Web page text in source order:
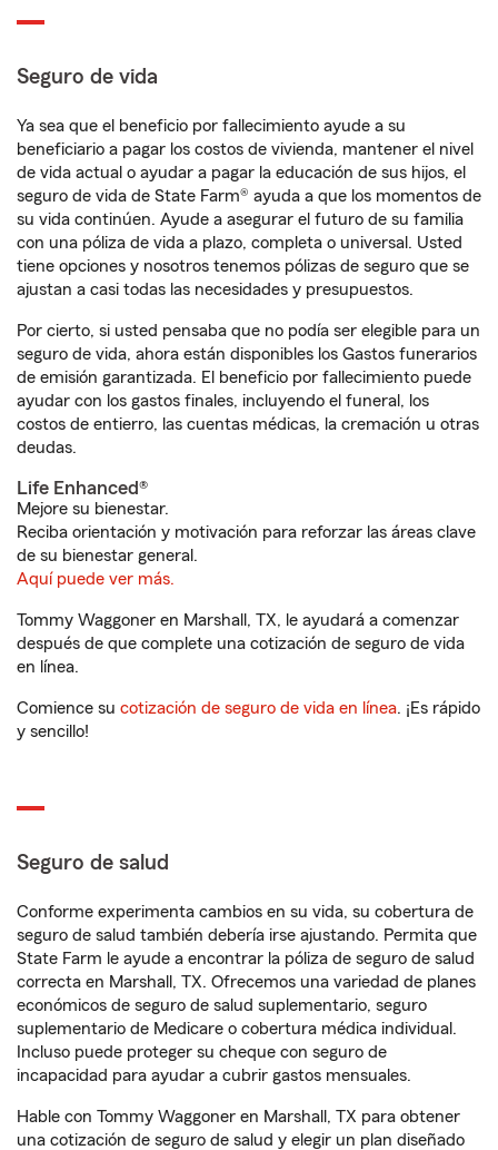
Seguro de vida
Ya sea que el beneficio por fallecimiento ayude a su
beneficiario a pagar los costos de vivienda, mantener el nivel
de vida actual o ayudar a pagar la educación de sus hijos, el
seguro de vida de State Farm® ayuda a que los momentos de
su vida continúen. Ayude a asegurar el futuro de su familia
con una póliza de vida a plazo, completa o universal. Usted
tiene opciones y nosotros tenemos pólizas de seguro que se
ajustan a casi todas las necesidades y presupuestos.
Por cierto, si usted pensaba que no podía ser elegible para un
seguro de vida, ahora están disponibles los Gastos funerarios
de emisión garantizada. El beneficio por fallecimiento puede
ayudar con los gastos finales, incluyendo el funeral, los
costos de entierro, las cuentas médicas, la cremación u otras
deudas.
Life Enhanced®
Mejore su bienestar.
Reciba orientación y motivación para reforzar las áreas clave
de su bienestar general.
Aquí puede ver más.
Tommy Waggoner en Marshall, TX, le ayudará a comenzar
después de que complete una cotización de seguro de vida
en línea.
Comience su cotización de seguro de vida en línea. ¡Es rápido
y sencillo!
Seguro de salud
Conforme experimenta cambios en su vida, su cobertura de
seguro de salud también debería irse ajustando. Permita que
State Farm le ayude a encontrar la póliza de seguro de salud
correcta en Marshall, TX. Ofrecemos una variedad de planes
económicos de seguro de salud suplementario, seguro
suplementario de Medicare o cobertura médica individual.
Incluso puede proteger su cheque con seguro de
incapacidad para ayudar a cubrir gastos mensuales.
Hable con Tommy Waggoner en Marshall, TX para obtener
una cotización de seguro de salud y elegir un plan diseñado